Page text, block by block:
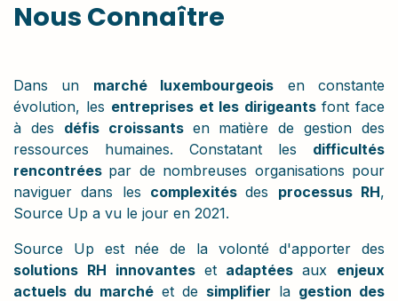
Nous Connaître
Dans un marché luxembourgeois en constante
évolution, les entreprises et les dirigeantsfont face
à des défis croissants en matière de gestion des
ressources humaines. Constatant les difficultés
rencontrées par de nombreuses organisations pour
naviguer dans les complexitésdes processus RH,
Source Up a vu le jour en 2021.
Source Up est née de la volonté d'apporter des
solutions RH innovantes et adaptéesaux enjeux
actuels du marchéet de simplifier la gestion des